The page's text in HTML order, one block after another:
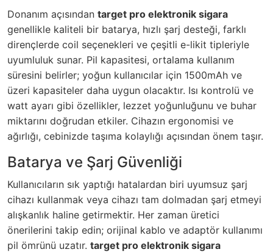
Donanım açısından target pro elektronik sigara
genellikle kaliteli bir batarya, hızlı şarj desteği, farklı
dirençlerde coil seçenekleri ve çeşitli e-likit tipleriyle
uyumluluk sunar. Pil kapasitesi, ortalama kullanım
süresini belirler; yoğun kullanıcılar için 1500mAh ve
üzeri kapasiteler daha uygun olacaktır. Isı kontrolü ve
watt ayarı gibi özellikler, lezzet yoğunluğunu ve buhar
miktarını doğrudan etkiler. Cihazın ergonomisi ve
ağırlığı, cebinizde taşıma kolaylığı açısından önem taşır.
Batarya ve Şarj Güvenliği
Kullanıcıların sık yaptığı hatalardan biri uyumsuz şarj
cihazı kullanmak veya cihazı tam dolmadan şarj etmeyi
alışkanlık haline getirmektir. Her zaman üretici
önerilerini takip edin; orijinal kablo ve adaptör kullanımı
pil ömrünü uzatır. target pro elektronik sigara